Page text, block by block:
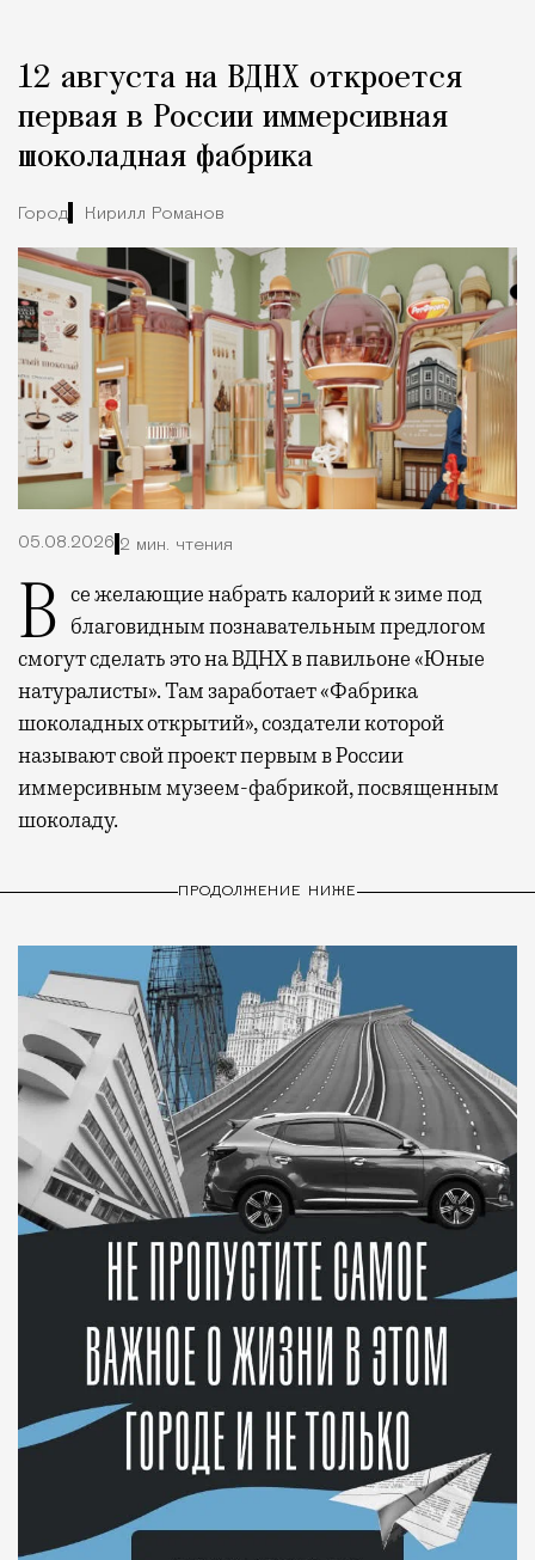
Город
12 августа на ВДНХ откроется
первая в России иммерсивная
шоколадная фабрика
Город Кирилл Романов
05.08.2026 2 мин. чтения
Все желающие набрать калорий к зиме под благовидным познавательным предлогом
смогут сделать это на ВДНХ в павильоне «Юные
натуралисты». Там заработает «Фабрика
шоколадных открытий», создатели которой
называют свой проект первым в России
иммерсивным музеем-фабрикой, посвященным
шоколаду.
ПРОДОЛЖЕНИЕ НИЖЕ